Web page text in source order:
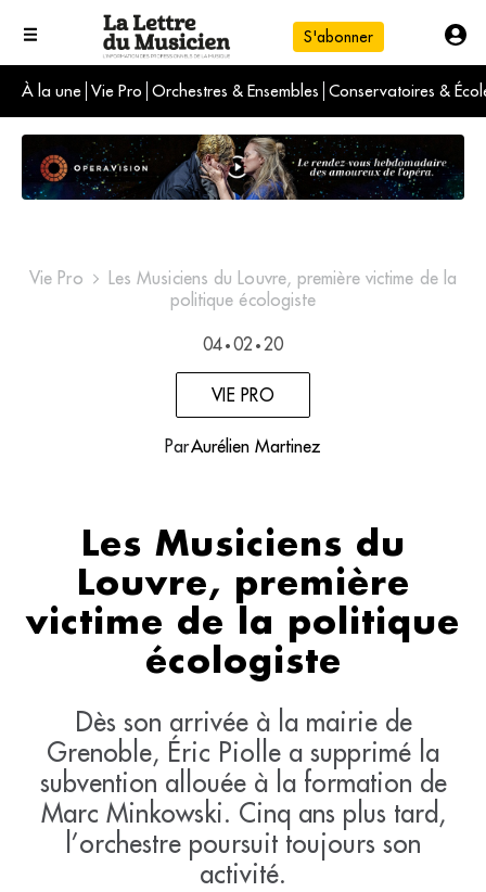
S'abonner
À la une Vie Pro Orchestres & Ensembles Conservatoires &
L'info du jour
Le numéro du mois
International
Vie Pro
Les Musiciens du Louvre, première victime de la
politique écologiste
04 • 02 • 20
VIE PRO
ParAurélien Martinez
Les Musiciens du
Louvre, première
victime de la politique
écologiste
Dès son arrivée à la mairie de
Grenoble, Éric Piolle a supprimé la
subvention allouée à la formation de
Marc Minkowski. Cinq ans plus tard,
l’orchestre poursuit toujours son
activité.